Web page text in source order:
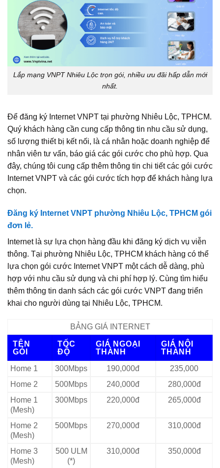
Lắp mạng VNPT Nhiêu Lộc trọn gói, nhiều ưu đãi hấp dẫn mới
nhất.
Để đăng ký Internet VNPT tại phường Nhiêu Lộc, TPHCM.
Quý khách hàng cần cung cấp thông tin nhu cầu sử dụng,
số lượng thiết bị kết nối, là cá nhân hoặc doanh nghiệp để
nhân viên tư vấn, báo giá các gói cước cho phù hợp. Qua
đây, chúng tôi cung cấp thêm thông tin chi tiết các gói cước
Internet VNPT và các gói cước tích hợp để khách hàng lựa
chọn.
Đăng ký Internet VNPT phường Nhiêu Lộc, TPHCM gói
đơn lẻ.
Internet là sự lựa chọn hàng đầu khi đăng ký dịch vụ viễn
thông. Tại phường Nhiêu Lộc, TPHCM khách hàng có thể
lựa chọn gói cước Internet VNPT một cách dễ dàng, phù
hợp với nhu cầu sử dụng và chi phí hợp lý. Cùng tìm hiểu
thêm thông tin danh sách các gói cước VNPT đang triển
khai cho người dùng tại Nhiêu Lộc, TPHCM.
BẢNG GIÁ INTERNET
TÊN
GÓI
TỐC
ĐỘ
GIÁ NGOẠI
THÀNH
GIÁ NỘI
THÀNH
Home 1
300Mbps 190,000đ
235,000
Home 2
500Mbps 240,000đ
280,000đ
Home 1
(Mesh)
300Mbps 220,000đ 265,000đ
Home 2
(Mesh)
500Mbps 270,000đ 310,000đ
Home 3
(Mesh)
500 ULM
(*)
310,000đ 350,000đ